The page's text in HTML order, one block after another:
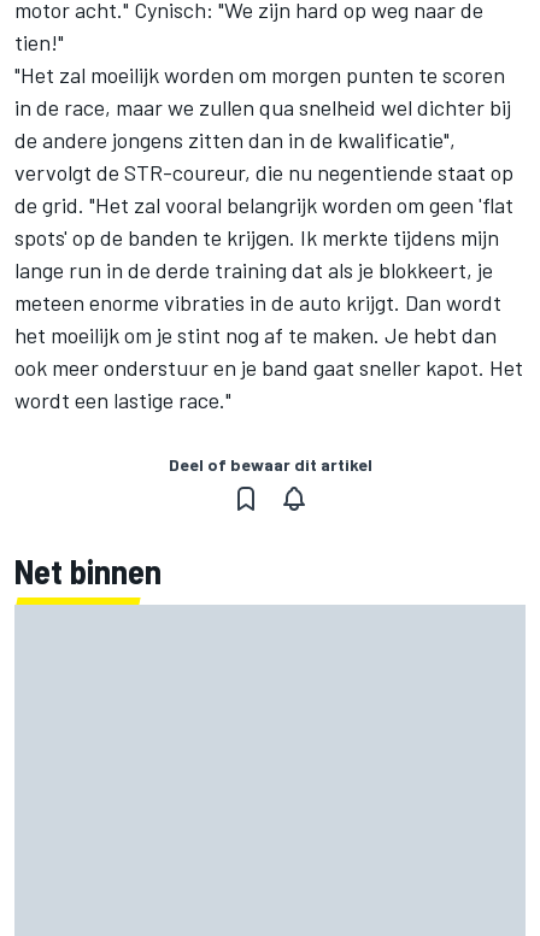
motor acht." Cynisch: "We zijn hard op weg naar de
tien!"
"Het zal moeilijk worden om morgen punten te scoren
in de race, maar we zullen qua snelheid wel dichter bij
de andere jongens zitten dan in de kwalificatie",
vervolgt de STR-coureur, die nu negentiende staat op
de grid. "Het zal vooral belangrijk worden om geen 'flat
spots' op de banden te krijgen. Ik merkte tijdens mijn
lange run in de derde training dat als je blokkeert, je
meteen enorme vibraties in de auto krijgt. Dan wordt
het moeilijk om je stint nog af te maken. Je hebt dan
ook meer onderstuur en je band gaat sneller kapot. Het
wordt een lastige race."
Deel of bewaar dit artikel
Net binnen